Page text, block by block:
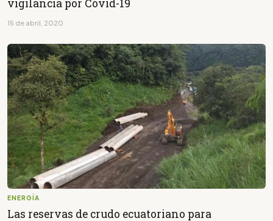
vigilancia por Covid-19
15 de abril, 2020
ENERGÍA
Las reservas de crudo ecuatoriano para